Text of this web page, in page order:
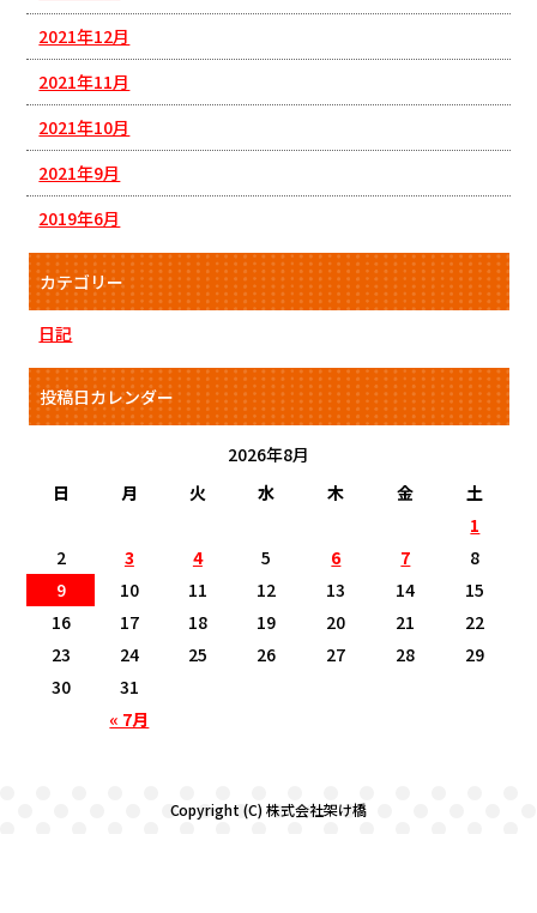
2021年12月
2021年11月
2021年10月
2021年9月
2019年6月
カテゴリー
日記
投稿日カレンダー
2026年8月
日
月 火 水 木 金 土
« 7月
1
2
3 4 5 6 7
8
9
10 11 12 13 14
15
16
17 18 19 20 21
22
23
24 25 26 27 28
29
30
31
Copyright (C) 株式会社架け橋